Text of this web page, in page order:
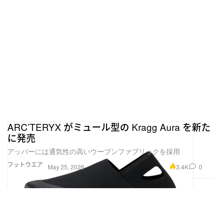
フットウエア
ARC’TERYX がミュール型の Kragg Aura を新た
に発売
アッパーには通気性の高いウーブンファブリックを採用
May 25, 2026 3.4K 0